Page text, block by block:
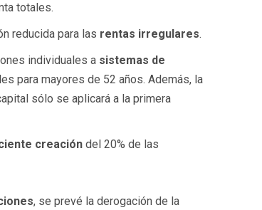
totales.
reducida para las rentas irregulares.
individuales a sistemas de
para mayores de 52 años. Además, la
sólo se aplicará a la primera
creación del 20% de las
, se prevé la derogación de la